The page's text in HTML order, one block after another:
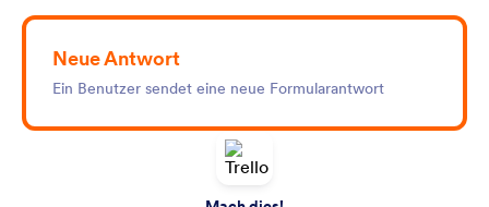
Neue Antwort
Ein Benutzer sendet eine neue Formularantwort